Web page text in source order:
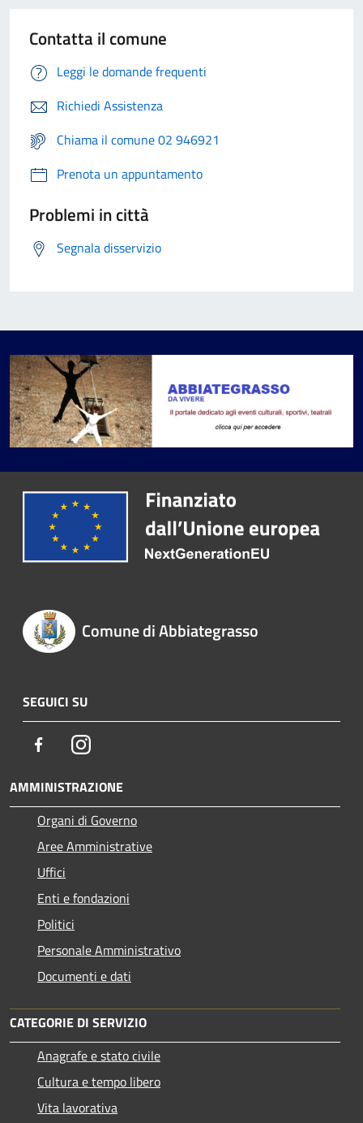
Contatta il comune
Leggi le domande frequenti
Richiedi Assistenza
Chiama il comune 02 946921
Prenota un appuntamento
Problemi in città
Segnala disservizio
Comune di Abbiategrasso
SEGUICI SU
FacebookInstagram
AMMINISTRAZIONE
Organi di Governo
Aree Amministrative
Uffici
Enti e fondazioni
Politici
Personale Amministrativo
Documenti e dati
CATEGORIE DI SERVIZIO
Anagrafe e stato civile
Cultura e tempo libero
Vita lavorativa